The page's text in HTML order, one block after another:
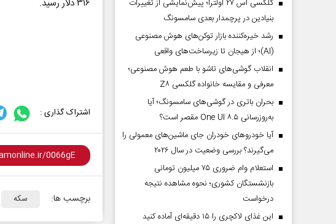
۳۱۶ دلار رسید.
اشتراک گذاری :
برچسب ها: سکه
گلکسی اس ۲۷ اولترا؛ پیش‌نمایشی از تغییرات
بنیادین در پرچمدار بعدی سامسونگ
رشد خیره‌کننده بازار توکن‌های هوش مصنوعی
(AI)؛ از هیجان تا زیرساخت‌های واقعی
انقلاب گوشی‌های تاشو‌ با طعم هوش مصنوعی؛
معرفی و مقایسه خانواده گلکسی Z۸
بحران باتری در گوشی‌های سامسونگ؛ آیا
به‌روزرسانی One UI ۸.۵ مقصر است؟
آیا خودروهای خودران جای ماشین‌های معمولی را
می‌گیرند؟ بررسی وضعیت در سال ۲۰۲۶
استعلام وام ضروری ۷۵ میلیون تومانی
بازنشستگان کشوری؛ نحوه مشاهده نتیجه
درخواست
این غذای لاکچری را ۱۵ دقیقه‌ای آماده کنید